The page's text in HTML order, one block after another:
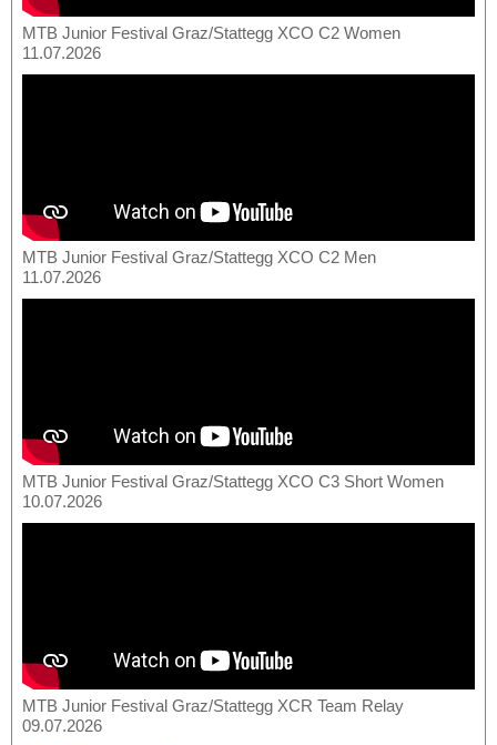
MTB Junior Festival Graz/Stattegg XCO C2 Women
11.07.2026
MTB Junior Festival Graz/Stattegg XCO C2 Men
11.07.2026
MTB Junior Festival Graz/Stattegg XCO C3 Short Women
10.07.2026
MTB Junior Festival Graz/Stattegg XCR Team Relay
09.07.2026